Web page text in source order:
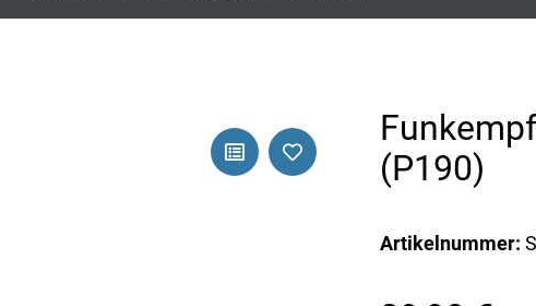
(P190)
Artikelnummer: